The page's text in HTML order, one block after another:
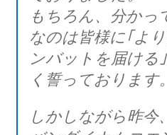
もちろん、分かっ
なのは皆様に｢よ
ンバットを届ける
く誓っております。
しかしながら昨今、もはや僕たち、